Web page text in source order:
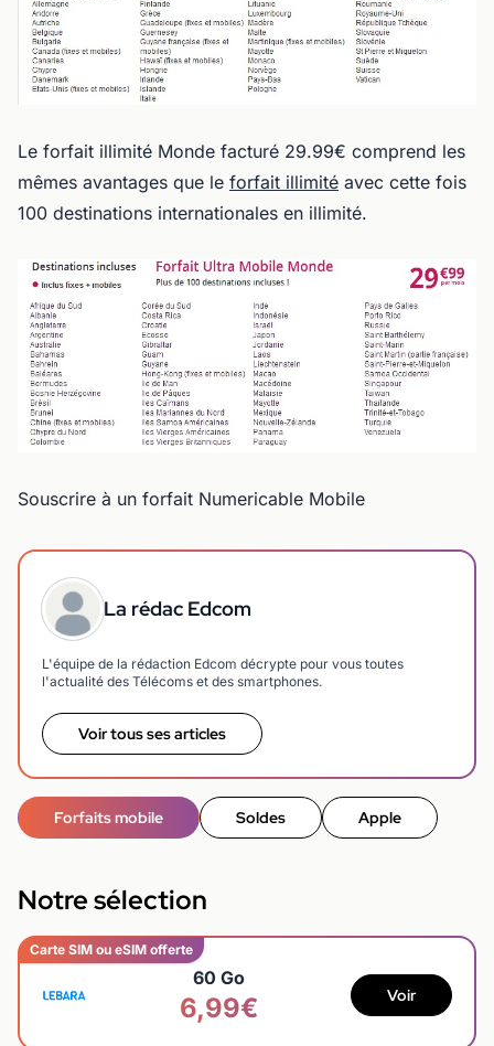
Le forfait illimité Monde facturé 29.99€ comprend les
mêmes avantages que le forfait illimité avec cette fois
100 destinations internationales en illimité.
Souscrire à un forfait Numericable Mobile
La rédac Edcom
L'équipe de la rédaction Edcom décrypte pour vous toutes
l'actualité des Télécoms et des smartphones.
Voir tous ses articles
Forfaits mobile Soldes Apple
Notre sélection
Carte SIM ou eSIM offerte
60 Go
6,99€ Voir